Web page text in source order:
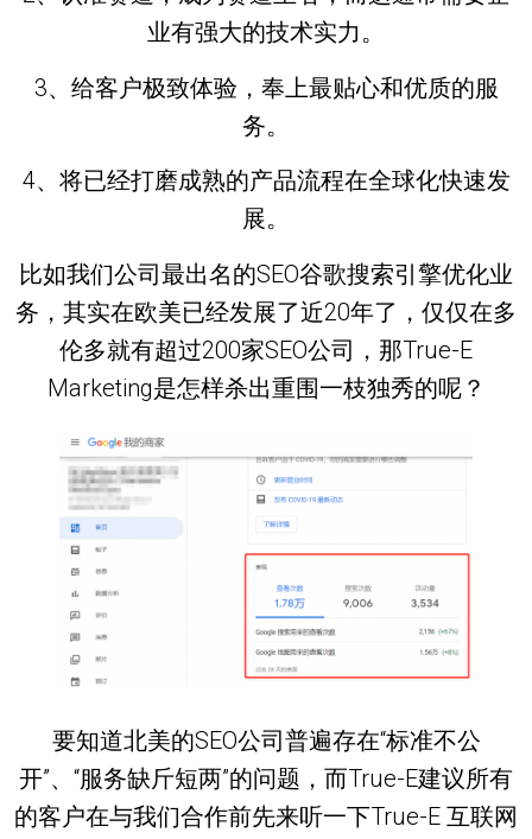
业有强大的技术实力。
3、给客户极致体验，奉上最贴心和优质的服
务。
4、将已经打磨成熟的产品流程在全球化快速发
展。
比如我们公司最出名的SEO谷歌搜索引擎优化业
务，其实在欧美已经发展了近20年了，仅仅在多
伦多就有超过200家SEO公司，那True-E
Marketing是怎样杀出重围一枝独秀的呢？
要知道北美的SEO公司普遍存在“标准不公
开”、“服务缺斤短两”的问题，而True-E建议所有
的客户在与我们合作前先来听一下True-E 互联网